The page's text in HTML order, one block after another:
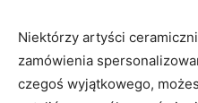
Niektórzy artyści
‍zamówienia
czegoś wyjątkowego,